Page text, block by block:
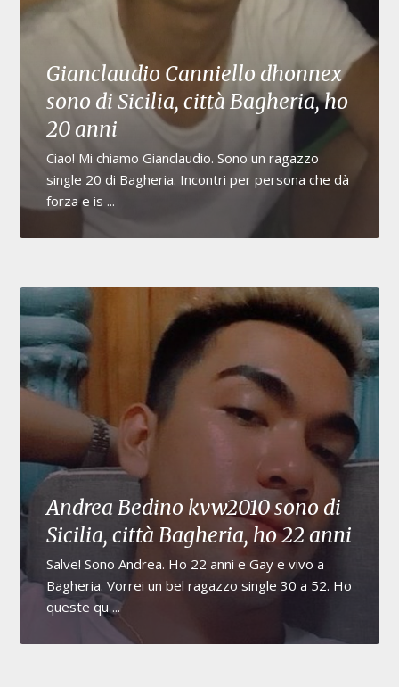
Gianclaudio Canniello dhonnex
sono di Sicilia, città Bagheria, ho
20 anni
Ciao! Mi chiamo Gianclaudio. Sono un ragazzo
single 20 di Bagheria. Incontri per persona che dà
forza e is ...
Andrea Bedino kvw2010 sono di
Sicilia, città Bagheria, ho 22 anni
Salve! Sono Andrea. Ho 22 anni e Gay e vivo a
Bagheria. Vorrei un bel ragazzo single 30 a 52. Ho
queste qu ...